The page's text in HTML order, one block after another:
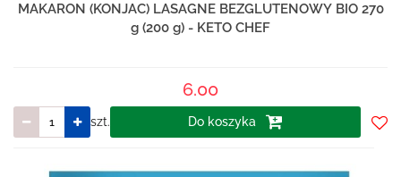
MAKARON (KONJAC) LASAGNE BEZGLUTENOWY BIO 270
g (200 g) - KETO CHEF
6.00
szt. Do koszyka